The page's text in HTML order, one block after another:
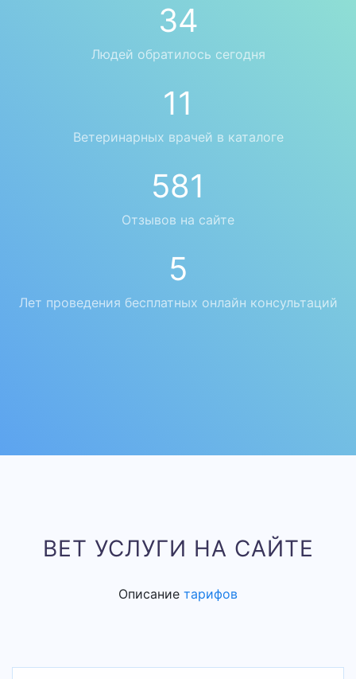
47
Людей обратилось сегодня
15
Ветеринарных врачей в каталоге
792
Отзывов на сайте
7
Лет проведения бесплатных онлайн консультаций
ВЕТ УСЛУГИ НА САЙТЕ
Описание тарифов